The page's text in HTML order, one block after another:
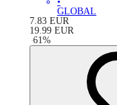
GLOBAL
7.83 EUR
19.99 EUR
-61%